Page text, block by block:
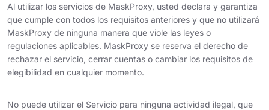
Al utilizar los servicios de MaskProxy, usted declara y garantiza
que cumple con todos los requisitos anteriores y que no utilizará
MaskProxy de ninguna manera que viole las leyes o
regulaciones aplicables. MaskProxy se reserva el derecho de
rechazar el servicio, cerrar cuentas o cambiar los requisitos de
elegibilidad en cualquier momento.
No puede utilizar el Servicio para ninguna actividad ilegal, que